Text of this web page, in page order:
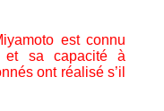
est connu
et sa capacité à
ont réalisé s’il